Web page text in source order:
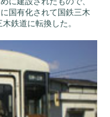
国有化されて国鉄三木
鉄道に転換した。